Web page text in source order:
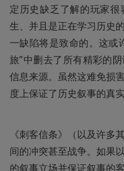
定历史缺乏了解的玩家
生、并且是正在学习历史
一缺陷将是致命的。这或
旅”中删去了所有精彩的
信息来源。虽然这难免损
度上保证了历史叙事的真实
《刺客信条》（以及许多
间的冲突甚至战争。如果
的叙事立场并保证叙事的